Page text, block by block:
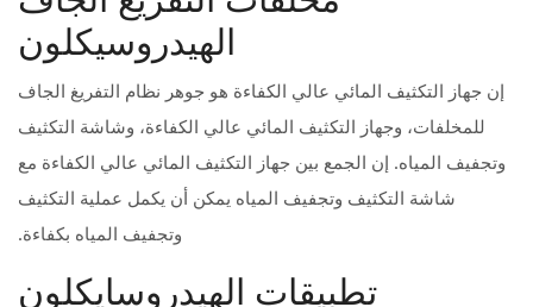
الهيدروسيكلون
إن جهاز التكثيف المائي عالي الكفاءة هو جوهر نظام التفريغ الجاف
للمخلفات، وجهاز التكثيف المائي عالي الكفاءة، وشاشة التكثيف
وتجفيف المياه. إن الجمع بين جهاز التكثيف المائي عالي الكفاءة مع
شاشة التكثيف وتجفيف المياه يمكن أن يكمل عملية التكثيف
وتجفيف المياه بكفاءة.
تطبيقات الهيدروسايكلون